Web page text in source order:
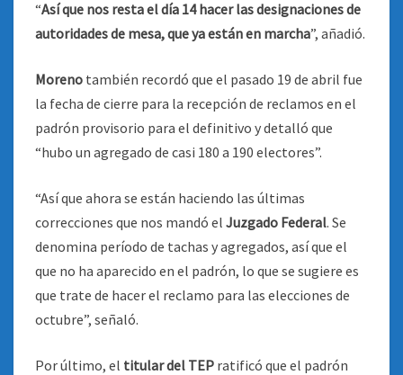
“Así que nos resta el día 14 hacer las designaciones de
autoridades de mesa, que ya están en marcha”, añadió.
Moreno también recordó que el pasado 19 de abril fue
la fecha de cierre para la recepción de reclamos en el
padrón provisorio para el definitivo y detalló que
“hubo un agregado de casi 180 a 190 electores”.
“Así que ahora se están haciendo las últimas
correcciones que nos mandó el Juzgado Federal. Se
denomina período de tachas y agregados, así que el
que no ha aparecido en el padrón, lo que se sugiere es
que trate de hacer el reclamo para las elecciones de
octubre”, señaló.
Por último, el titular del TEP ratificó que el padrón